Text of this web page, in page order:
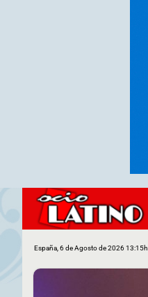
España, 6 de Agosto de 2026 13:15h